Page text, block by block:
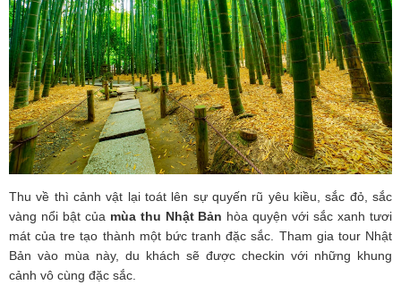
Thu về thì cảnh vật lại toát lên sự quyến rũ yêu kiều, sắc đỏ, sắc
vàng nổi bật của mùa thu Nhật Bản hòa quyện với sắc xanh tươi
mát của tre tạo thành một bức tranh đặc sắc. Tham gia tour Nhật
Bản vào mùa này, du khách sẽ được checkin với những khung
cảnh vô cùng đặc sắc.